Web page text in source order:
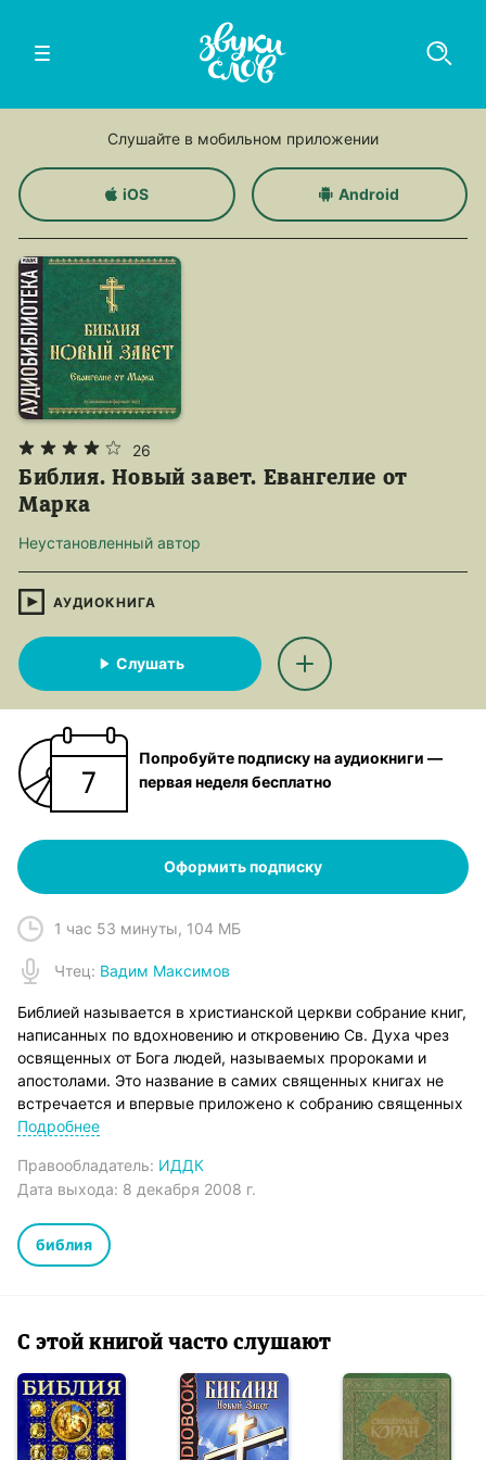
Слушайте в мобильном приложении
iOS Android
26
Библия. Новый завет. Евангелие от
Марка
Неустановленный автор
АУДИОКНИГА
Слушать
Попробуйте подписку на аудиокниги —
первая неделя бесплатно
Оформить подписку
1 час 53 минуты, 104 МБ
Чтец: Вадим Максимов
Библией называется в христианской церкви собрание книг,
написанных по вдохновению и откровению Св. Духа чрез
освященных от Бога людей, называемых пророками и
апостолами. Это название в самих священных книгах не
встречается и впервые приложено к собранию священных
книг на Востоке в IV в. св. Иоанном Златоустом и св.
обозначали названиями: писания, святые писания, завет,
книги завета, закон и пророки. Христиане новозаветные
Библия разделяется на два отдела – Ветхий завет и Новый
завет. К первому принадлежат книги, написанные в
принадлежат книги, написанные на греческом языке
боговдохновенными мужами церкви христианской –
апостолами и евангелистами.
Второе Евангелие написано святым Марком, который в
юности носил двойное имя – Иоанна Марка, причем
последнее имя, как довольно употребительное у римлян,
Подробнее
Правообладатель: ИДДК
Дата выхода: 8 декабря 2008 г.
библия
С этой книгой часто слушают